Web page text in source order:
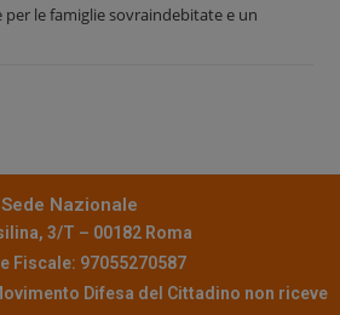
le famiglie sovraindebitate e un
Sede Nazionale
3/T – 00182 Roma
Fiscale: 97055270587
Difesa del Cittadino non riceve